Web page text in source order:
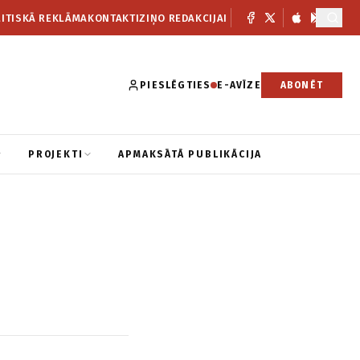
REKLĀMAKONTAKTIZIŅO REDAKCIJAI
PIESLĒGTIES E-AVĪZE ABONĒT
PROJEKTI APMAKSĀTĀ PUBLIKĀCIJA